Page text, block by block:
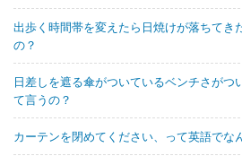
出歩く時間帯を変えたら日焼けが落ちてき
の？
日差しを遮る傘がついているベンチさがつ
て言うの？
カーテンを閉めてください、って英語でな